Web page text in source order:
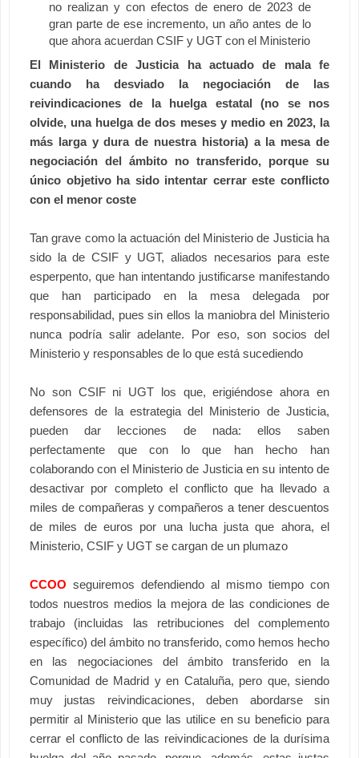
no realizan y con efectos de enero de 2023 de
gran parte de ese incremento, un año antes de lo
que ahora acuerdan CSIF y UGT con el Ministerio
El Ministerio de Justicia ha actuado de mala fe
cuando ha desviado la negociación de las
reivindicaciones de la huelga estatal (no se nos
olvide, una huelga de dos meses y medio en 2023, la
más larga y dura de nuestra historia) a la mesa de
negociación del ámbito no transferido, porque su
único objetivo ha sido intentar cerrar este conflicto
con el menor coste
Tan grave como la actuación del Ministerio de Justicia ha
sido la de CSIF y UGT, aliados necesarios para este
esperpento, que han intentando justificarse manifestando
que han participado en la mesa delegada por
responsabilidad, pues sin ellos la maniobra del Ministerio
nunca podría salir adelante. Por eso, son socios del
Ministerio y responsables de lo que está sucediendo
No son CSIF ni UGT los que, erigiéndose ahora en
defensores de la estrategia del Ministerio de Justicia,
pueden dar lecciones de nada: ellos saben
perfectamente que con lo que han hecho han
colaborando con el Ministerio de Justicia en su intento de
desactivar por completo el conflicto que ha llevado a
miles de compañeras y compañeros a tener descuentos
de miles de euros por una lucha justa que ahora, el
Ministerio, CSIF y UGT se cargan de un plumazo
CCOO seguiremos defendiendo al mismo tiempo con
todos nuestros medios la mejora de las condiciones de
trabajo (incluidas las retribuciones del complemento
específico) del ámbito no transferido, como hemos hecho
en las negociaciones del ámbito transferido en la
Comunidad de Madrid y en Cataluña, pero que, siendo
muy justas reivindicaciones, deben abordarse sin
permitir al Ministerio que las utilice en su beneficio para
cerrar el conflicto de las reivindicaciones de la durísima